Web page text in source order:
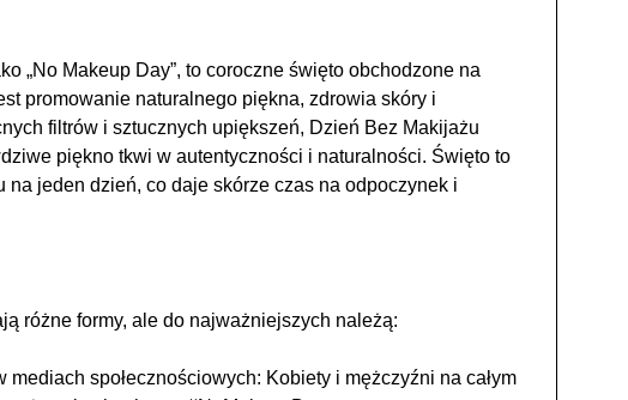
„No Makeup Day”, to coroczne święto obchodzone na
promowanie naturalnego piękna, zdrowia skóry i
filtrów i sztucznych upiększeń, Dzień Bez Makijażu
piękno tkwi w autentyczności i naturalności. Święto to
jeden dzień, co daje skórze czas na odpoczynek i
różne formy, ale do najważniejszych należą:
społecznościowych: Kobiety i mężczyźni na całym